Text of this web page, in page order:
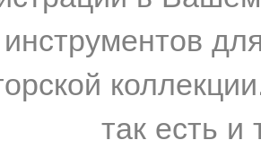
инструментов
так есть и